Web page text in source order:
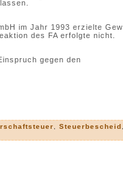
im Jahr 1993 erzielte
des FA erfolgte nicht.
gegen den
Steuerbescheid